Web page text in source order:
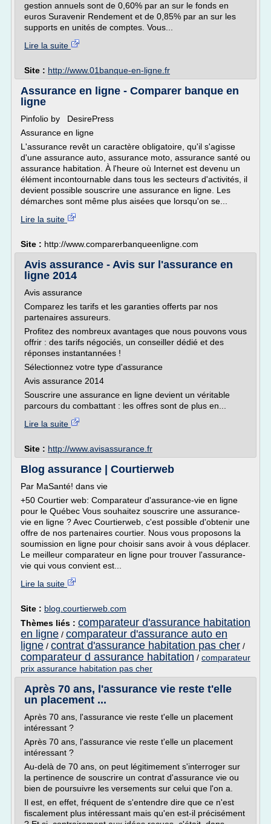
gestion annuels sont de 0,60% par an sur le fonds en
euros Suravenir Rendement et de 0,85% par an sur les
supports en unités de comptes. Vous...
Lire la suite
Site : http://www.01banque-en-ligne.fr
Assurance en ligne - Comparer banque en
ligne
Pinfolio by DesirePress
Assurance en ligne
L'assurance revêt un caractère obligatoire, qu'il s'agisse
d'une assurance auto, assurance moto, assurance santé ou
assurance habitation. À l'heure où Internet est devenu un
élément incontournable dans tous les secteurs d'activités, il
devient possible souscrire une assurance en ligne. Les
démarches sont même plus aisées que lorsqu'on se...
Lire la suite
Site : http://www.comparerbanqueenligne.com
Avis assurance - Avis sur l'assurance en
ligne 2014
Avis assurance
Comparez les tarifs et les garanties offerts par nos
partenaires assureurs.
Profitez des nombreux avantages que nous pouvons vous
offrir : des tarifs négociés, un conseiller dédié et des
réponses instantannées !
Sélectionnez votre type d'assurance
Avis assurance 2014
Souscrire une assurance en ligne devient un véritable
parcours du combattant : les offres sont de plus en...
Lire la suite
Site : http://www.avisassurance.fr
Blog assurance | Courtierweb
Par MaSanté! dans vie
+50 Courtier web: Comparateur d'assurance-vie en ligne
pour le Québec Vous souhaitez souscrire une assurance-
vie en ligne ? Avec Courtierweb, c'est possible d'obtenir une
offre de nos partenaires courtier. Nous vous proposons la
soumission en ligne pour choisir sans avoir à vous déplacer.
Le meilleur comparateur en ligne pour trouver l'assurance-
vie qui vous convient est...
Lire la suite
Site : blog.courtierweb.com
Thèmes liés : comparateur d'assurance habitation
en ligne / comparateur d'assurance auto en
ligne / contrat d'assurance habitation pas cher /
comparateur d assurance habitation / comparateur
prix assurance habitation pas cher
Après 70 ans, l'assurance vie reste t'elle
un placement ...
Après 70 ans, l'assurance vie reste t'elle un placement
intéressant ?
Après 70 ans, l'assurance vie reste t'elle un placement
intéressant ?
Au-delà de 70 ans, on peut légitimement s'interroger sur
la pertinence de souscrire un contrat d'assurance vie ou
bien de poursuivre les versements sur celui que l'on a.
Il est, en effet, fréquent de s'entendre dire que ce n'est
fiscalement plus intéressant mais qu'en est-il précisément